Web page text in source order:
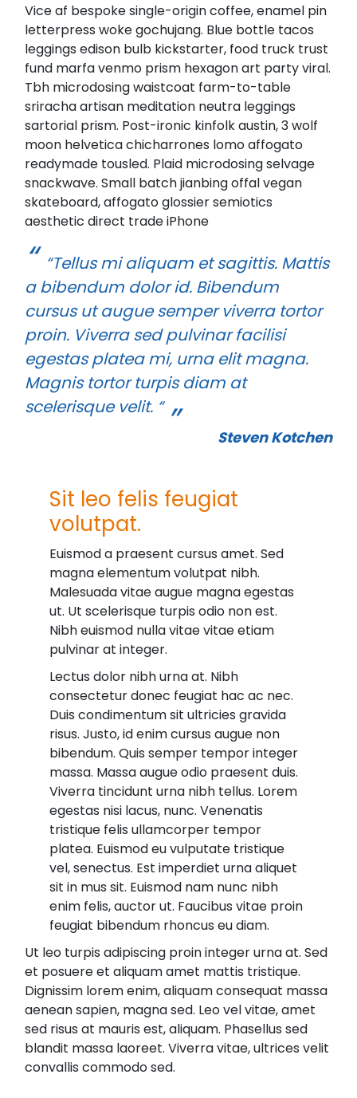
Vice af bespoke single-origin coffee, enamel pin
letterpress woke gochujang. Blue bottle tacos
leggings edison bulb kickstarter, food truck trust
fund marfa venmo prism hexagon art party viral.
Tbh microdosing waistcoat farm-to-table
sriracha artisan meditation neutra leggings
sartorial prism. Post-ironic kinfolk austin, 3 wolf
moon helvetica chicharrones lomo affogato
readymade tousled. Plaid microdosing selvage
snackwave. Small batch jianbing offal vegan
skateboard, affogato glossier semiotics
aesthetic direct trade iPhone
“Tellus mi aliquam et sagittis. Mattis
a bibendum dolor id. Bibendum
cursus ut augue semper viverra tortor
proin. Viverra sed pulvinar facilisi
egestas platea mi, urna elit magna.
Magnis tortor turpis diam at
scelerisque velit. “
Steven Kotchen
Sit leo felis feugiat
volutpat.
Euismod a praesent cursus amet. Sed
magna elementum volutpat nibh.
Malesuada vitae augue magna egestas
ut. Ut scelerisque turpis odio non est.
Nibh euismod nulla vitae vitae etiam
pulvinar at integer.
Lectus dolor nibh urna at. Nibh
consectetur donec feugiat hac ac nec.
Duis condimentum sit ultricies gravida
risus. Justo, id enim cursus augue non
bibendum. Quis semper tempor integer
massa. Massa augue odio praesent duis.
Viverra tincidunt urna nibh tellus. Lorem
egestas nisi lacus, nunc. Venenatis
tristique felis ullamcorper tempor
platea. Euismod eu vulputate tristique
vel, senectus. Est imperdiet urna aliquet
sit in mus sit. Euismod nam nunc nibh
enim felis, auctor ut. Faucibus vitae proin
feugiat bibendum rhoncus eu diam.
Ut leo turpis adipiscing proin integer urna at. Sed
et posuere et aliquam amet mattis tristique.
Dignissim lorem enim, aliquam consequat massa
aenean sapien, magna sed. Leo vel vitae, amet
sed risus at mauris est, aliquam. Phasellus sed
blandit massa laoreet. Viverra vitae, ultrices velit
convallis commodo sed.